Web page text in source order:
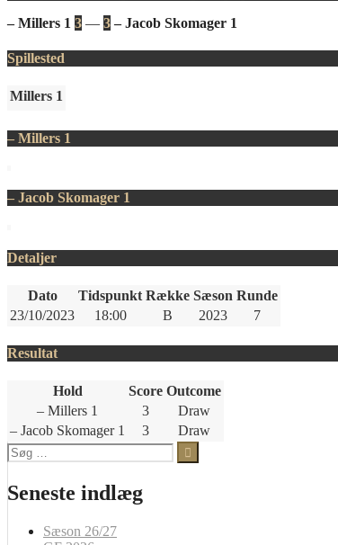
– Millers 1 3 — 3 – Jacob Skomager 1
Spillested
Millers 1
– Millers 1
– Jacob Skomager 1
Detaljer
Dato Tidspunkt Række Sæson Runde
23/10/2023
18:00 B 2023 7
Resultat
Hold Score Outcome
– Millers 1
3
Draw
– Jacob Skomager 1
3
Draw
Søg
efter:
Seneste indlæg
Sæson 26/27